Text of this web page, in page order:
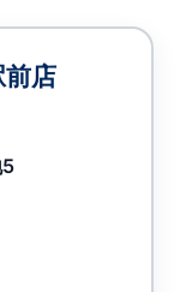
店